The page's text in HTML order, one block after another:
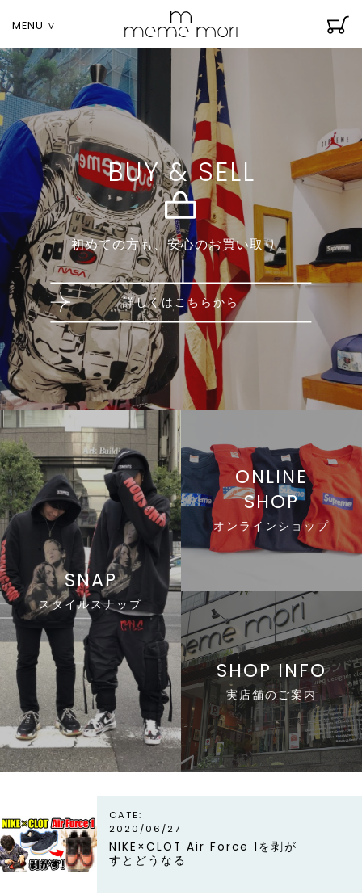
MENU ∨
BUY & SELL
初めての方も、安心のお買い取り。
詳しくはこちらから
SNAP
スタイルスナップ
line
line
ONLINE
SHOP
オンラインショップ
SHOP INFO
実店舗のご案内
line
CATE:
2020/06/27
NIKE×CLOT Air Force 1を剥が
すとどうなる